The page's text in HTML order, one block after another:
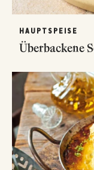
HAUPTSPEISE
Überbackene